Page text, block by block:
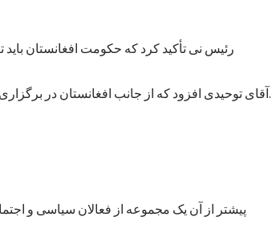
رئیس نی تأکید کرد که حکومت افغانستان
آقای توحیدی افزود که از جانب افغانستان در برگزاری اجلاس ورشو نهادهایی دخالت دارند که خود به اشکال گوناگون و غیرمستقیم در پی اعمال “سانسور و محدودیت” در فعالیت‌های رسانه‌ای در افغانستان هستند.
پیشتر از آن یک مجموعه از فعالان سیاسی و